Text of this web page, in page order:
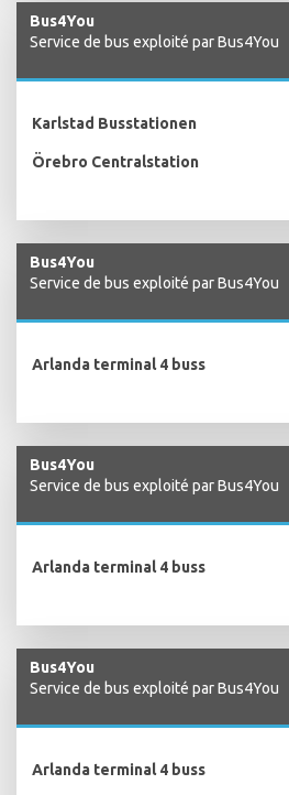
Bus4You
Service de bus exploité par Bus4You
Karlstad Busstationen
Örebro Centralstation
Bus4You
Service de bus exploité par Bus4You
Arlanda terminal 4 buss
Bus4You
Service de bus exploité par Bus4You
Arlanda terminal 4 buss
Bus4You
Service de bus exploité par Bus4You
Arlanda terminal 4 buss